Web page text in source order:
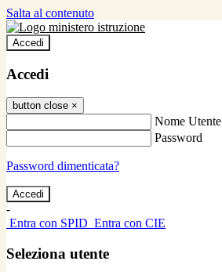
Salta al contenuto
Accedi
Accedi
button close ×
Nome Utente
Password
Password dimenticata?
-
Entra con SPID Entra con CIE
Seleziona utente